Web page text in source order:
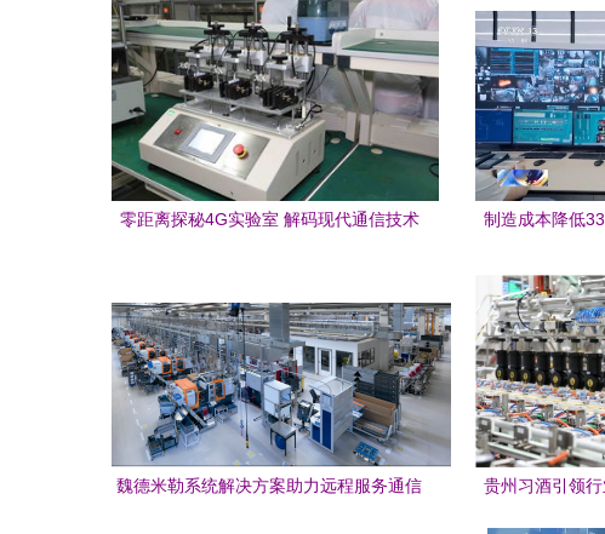
零距离探秘4G实验室 解码现代通信技术
制造成本降低
魏德米勒系统解决方案助力远程服务通信
贵州习酒引领